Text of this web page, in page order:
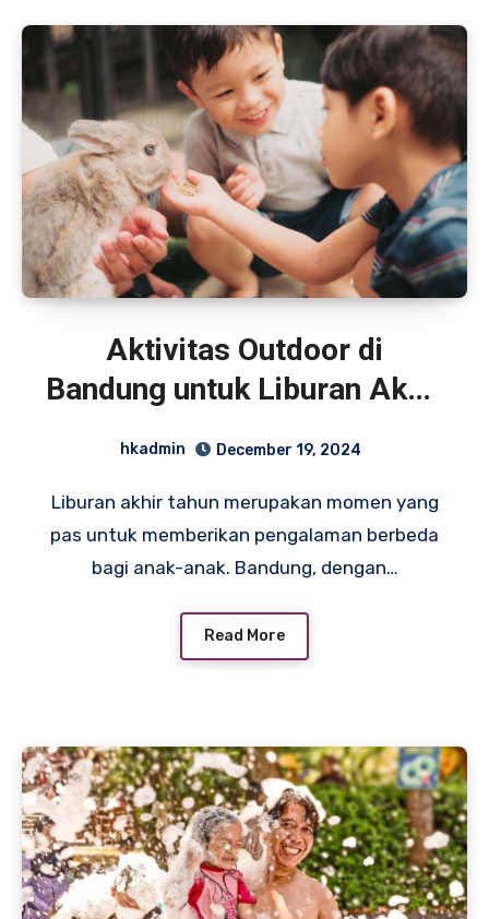
Aktivitas Outdoor di
Bandung untuk Liburan Akhir
hkadmin December 19, 2024
Liburan akhir tahun merupakan momen yang
pas untuk memberikan pengalaman berbeda
bagi anak-anak. Bandung, dengan…
Read More